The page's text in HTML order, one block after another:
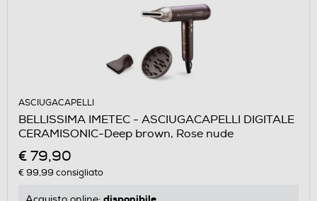
ASCIUGACAPELLI
BELLISSIMA IMETEC - ASCIUGACAPELLI DIGITALE
CERAMISONIC-Deep brown, Rose nude
€ 79,90
€ 99,99 consigliato